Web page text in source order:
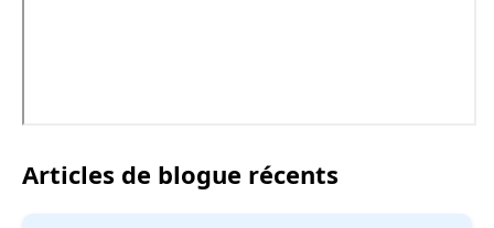
Articles de blogue récents